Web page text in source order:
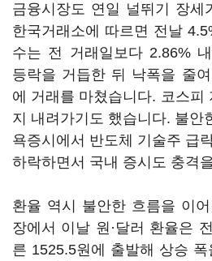
금융시장도 연일 널뛰기 장세
한국거래소에 따르면 전날
수는 전 거래일보다 2.86%
등락을 거듭한 뒤 낙폭을 줄
에 거래를 마쳤습니다. 코스피
지 내려가기도 했습니다. 불안
욕증시에서 반도체 기술주 급
하락하면서 국내 증시도 충격
환율 역시 불안한 흐름을 이어
장에서 이날 원·달러 환율은
른 1525.5원에 출발해 상승